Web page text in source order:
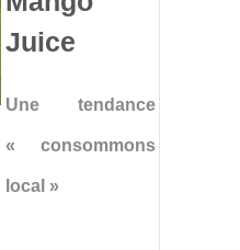
Juice
Une tendance
« consommons
local »